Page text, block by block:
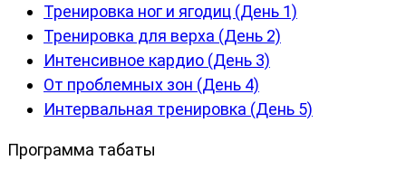
Тренировка ног и ягодиц (День 1)
Тренировка для верха (День 2)
Интенсивное кардио (День 3)
От проблемных зон (День 4)
Интервальная тренировка (День 5)
Программа табаты